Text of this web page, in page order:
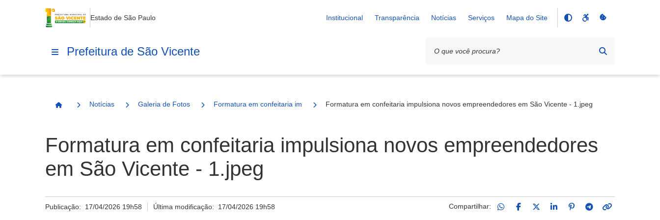
Estado de São Paulo Institucional Transparência Notícias Serviços Mapa do Site
Prefeitura de São Vicente
Página Inicial
Notícias Galeria de Fotos Formatura em confeitaria impulsiona novos empreendedores em São Vicente
Formatura em confeitaria impulsiona novos empreendedores em São Vicente - 1.jpeg
Formatura em confeitaria impulsiona novos empreendedores
em São Vicente - 1.jpeg
Publicação: 17/04/2026 19h58 Última modificação: 17/04/2026 19h58 Compartilhar: